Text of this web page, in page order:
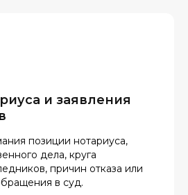
и заявления
позиции нотариуса,
дела, круга
причин отказа или
в суд.